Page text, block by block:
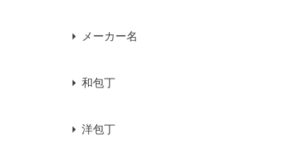
メーカー名
和包丁
洋包丁